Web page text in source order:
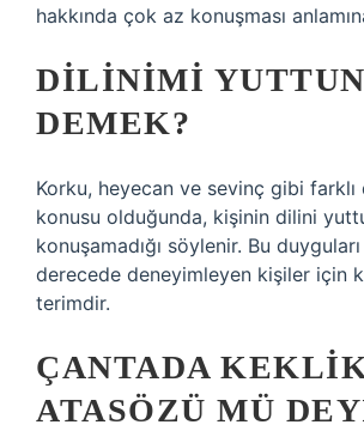
hakkında çok az konuşması
DILINIMI
DEMEK?
Korku, heyecan ve sevinç gibi
konusu olduğunda, kişinin dilini
konuşamadığı söylenir. Bu
derecede deneyimleyen kişiler için
terimdir.
ÇANTADA
ATASÖZÜ MÜ